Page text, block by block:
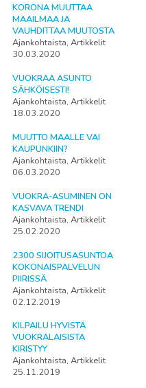
KORONA MUUTTAA
MAAILMAA JA
VAUHDITTAA MUUTOSTA
Ajankohtaista, Artikkelit
30.03.2020
VUOKRAA ASUNTO
SÄHKÖISESTI!
Ajankohtaista, Artikkelit
18.03.2020
MUUTTO MAALLE VAI
KAUPUNKIIN?
Ajankohtaista, Artikkelit
06.03.2020
VUOKRA-ASUMINEN ON
KASVAVA TRENDI
Ajankohtaista, Artikkelit
25.02.2020
2300 SIJOITUSASUNTOA
KOKONAISPALVELUN
PIIRISSÄ
Ajankohtaista, Artikkelit
02.12.2019
KILPAILU HYVISTÄ
VUOKRALAISISTA
KIRISTYY
Ajankohtaista, Artikkelit
25.11.2019